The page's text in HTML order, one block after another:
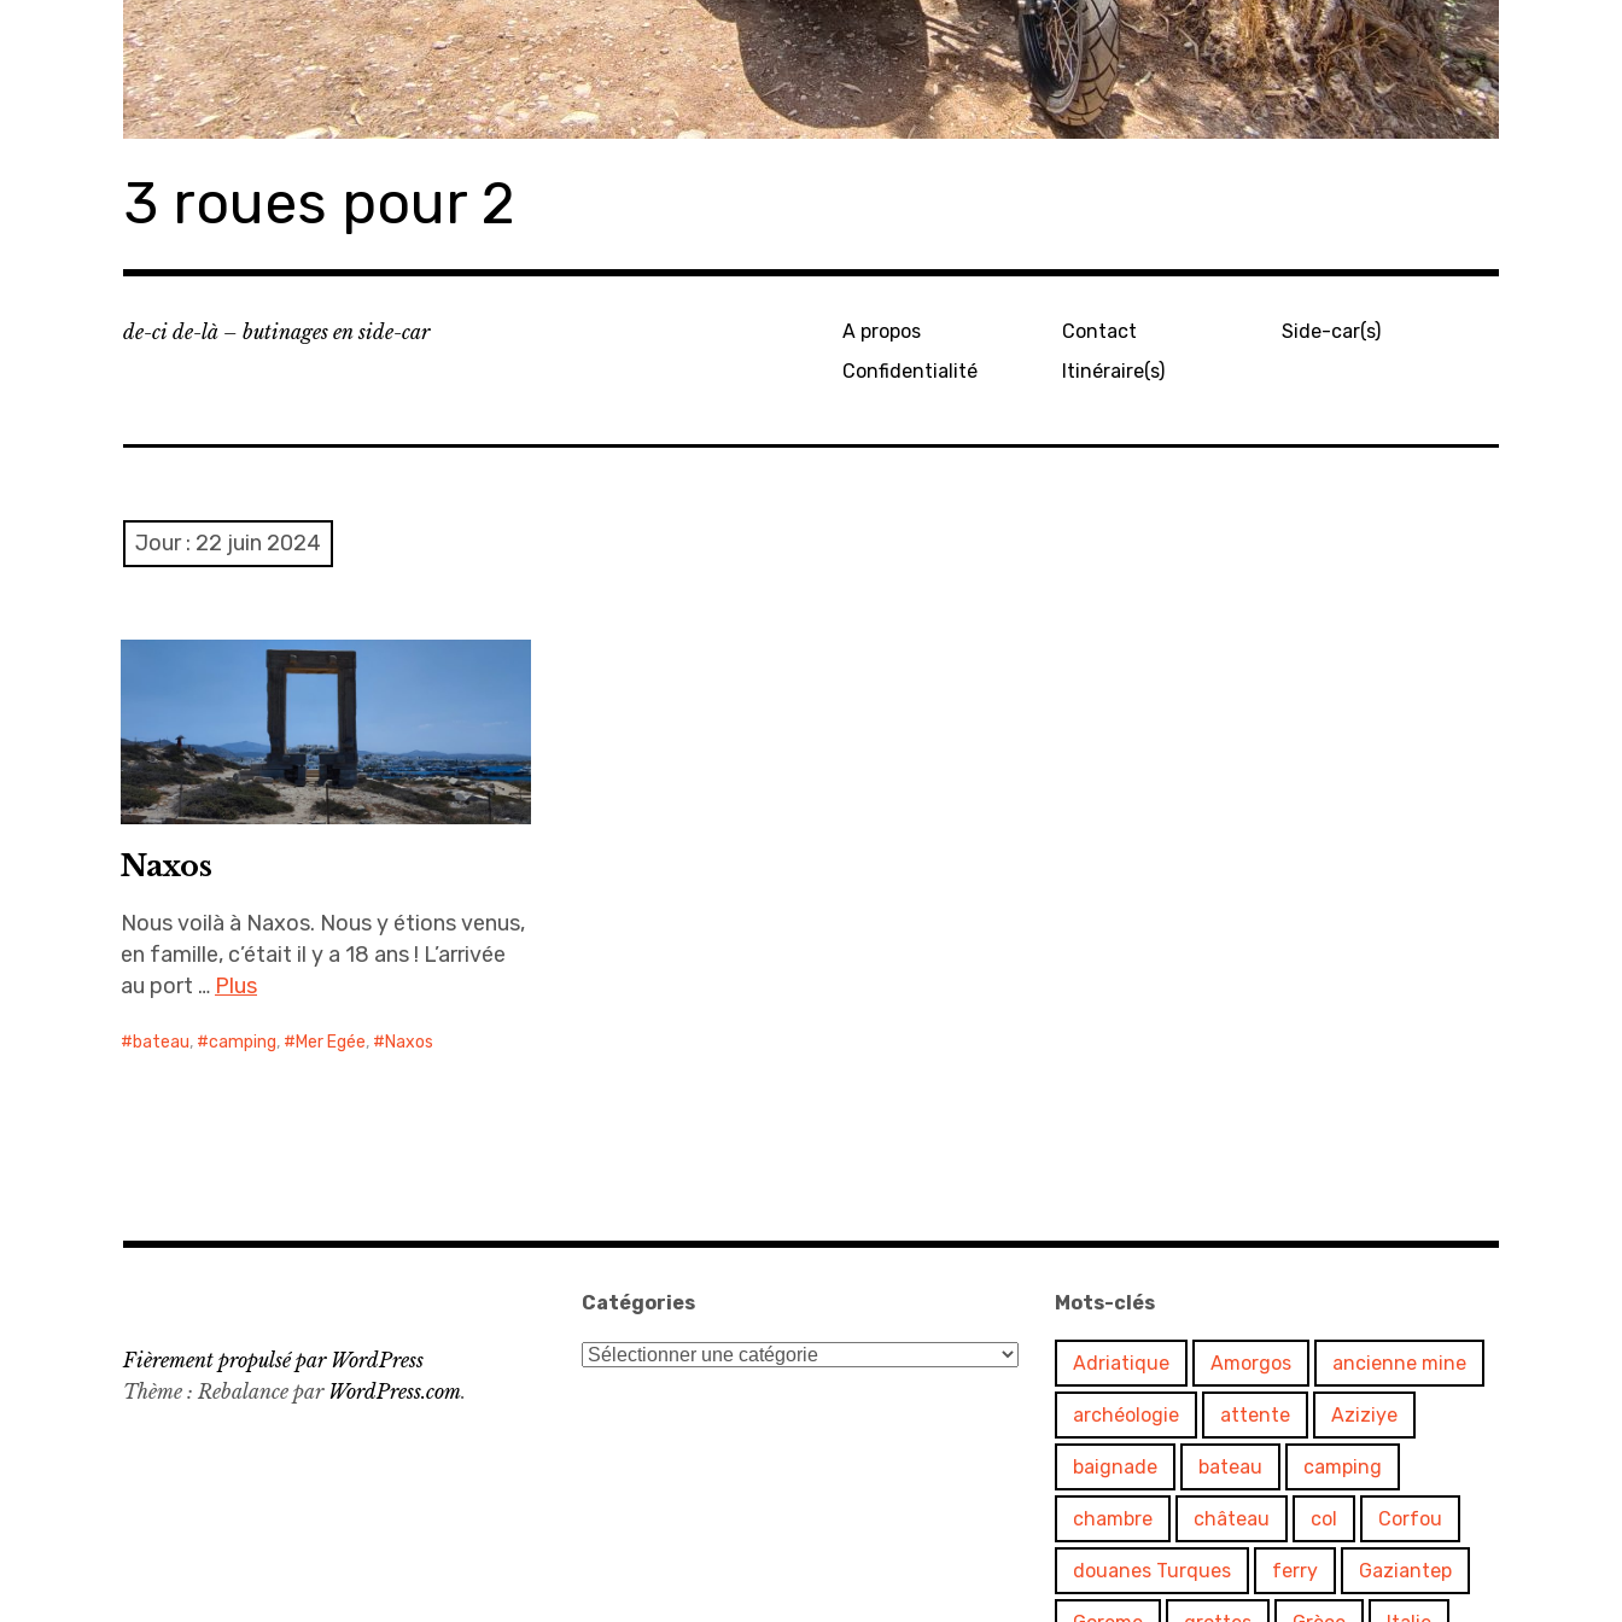
3 roues pour 2
de-ci de-là – butinages en side-car
A propos
Confidentialité
Contact
Itinéraire(s)
Side-car(s)
Jour : 22 juin 2024
Naxos
Nous voilà à Naxos. Nous y étions venus,
en famille, c’était il y a 18 ans ! L’arrivée
au port … Plus
bateau, camping, Mer Egée, Naxos
Catégories
Catégories
Mots-clés
Adriatique Amorgos ancienne mine
archéologie attente Aziziye
baignade bateau camping
chambre château col Corfou
douanes Turques ferry Gaziantep
Fièrement propulsé par WordPress
Thème : Rebalance par WordPress.com.